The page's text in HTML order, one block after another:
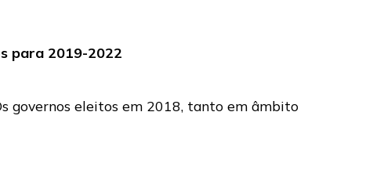
para 2019-2022
governos eleitos em 2018, tanto em âmbito